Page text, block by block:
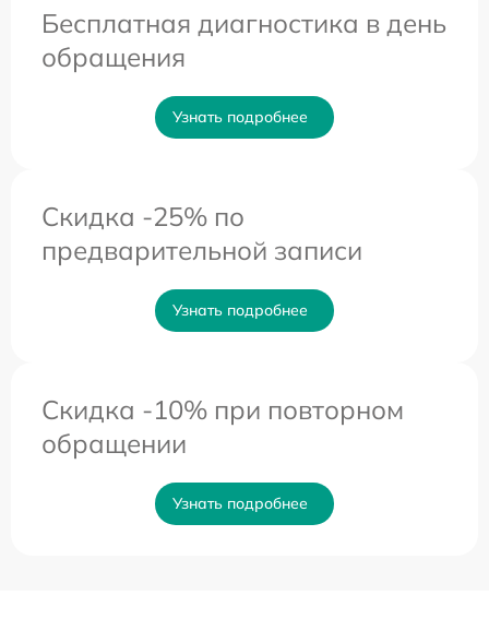
Бесплатная диагностика в день
обращения
Узнать подробнее
Скидка -25% по
предварительной записи
Узнать подробнее
Скидка -10% при повторном
обращении
Узнать подробнее